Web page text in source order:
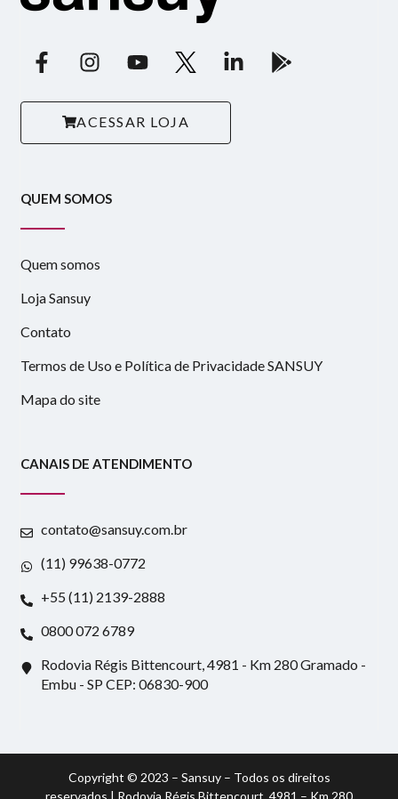
ACESSAR LOJA
QUEM SOMOS
Quem somos
Loja Sansuy
Contato
Termos de Uso e Política de Privacidade SANSUY
Mapa do site
CANAIS DE ATENDIMENTO
contato@sansuy.com.br
(11) 99638-0772
+55 (11) 2139-2888
0800 072 6789
Rodovia Régis Bittencourt, 4981 - Km 280 Gramado -
Embu - SP CEP: 06830-900
Copyright © 2023 – Sansuy – Todos os direitos